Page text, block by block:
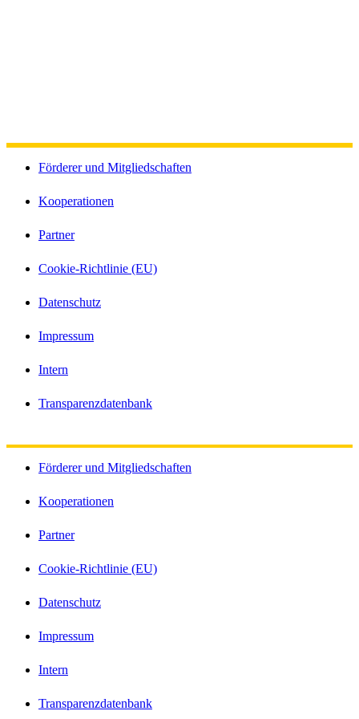
Förderer und Mitgliedschaften
Kooperationen
Partner
Cookie-Richtlinie (EU)
Datenschutz
Impressum
Intern
Transparenzdatenbank
Förderer und Mitgliedschaften
Kooperationen
Partner
Cookie-Richtlinie (EU)
Datenschutz
Impressum
Intern
Transparenzdatenbank